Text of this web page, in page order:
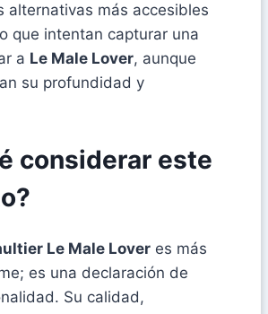
alternativas más accesibles
que intentan capturar una
a Le Male Lover, aunque
su profundidad y
considerar este
Le Male Lover es más
es una declaración de
Su calidad,